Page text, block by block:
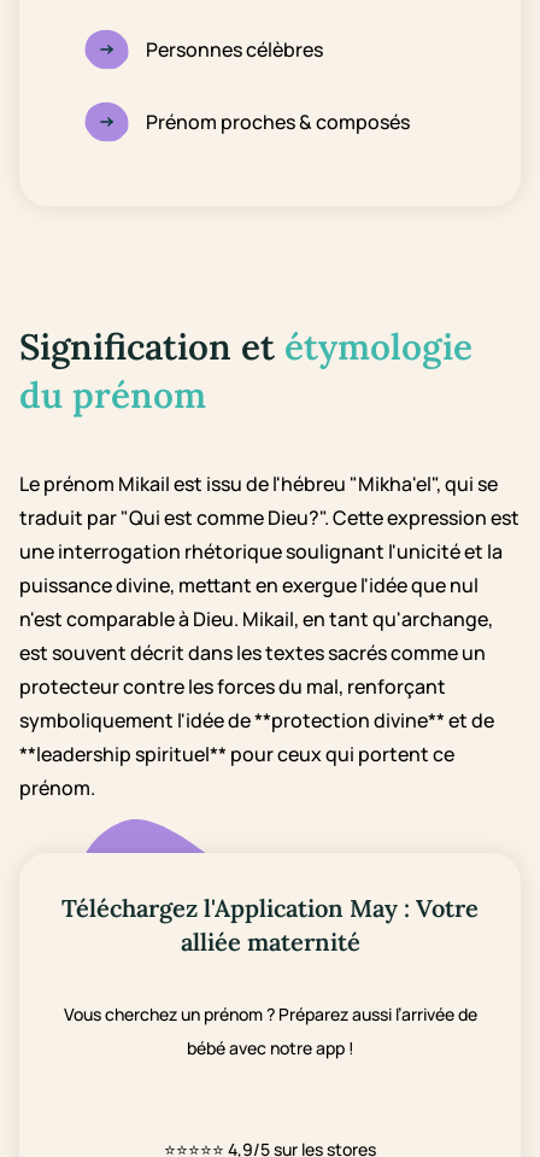
Personnes célèbres
Prénom proches & composés
Signification et étymologie
du prénom
Le prénom Mikail est issu de l'hébreu "Mikha'el", qui se
traduit par "Qui est comme Dieu?". Cette expression est
une interrogation rhétorique soulignant l'unicité et la
puissance divine, mettant en exergue l'idée que nul
n'est comparable à Dieu. Mikail, en tant qu'archange,
est souvent décrit dans les textes sacrés comme un
protecteur contre les forces du mal, renforçant
symboliquement l'idée de **protection divine** et de
**leadership spirituel** pour ceux qui portent ce
prénom.
Téléchargez l'Application May : Votre
alliée maternité
Vous cherchez un prénom ? Préparez aussi l’arrivée de
bébé avec notre app !
⭐⭐⭐⭐⭐ 4,9/5 sur les stores